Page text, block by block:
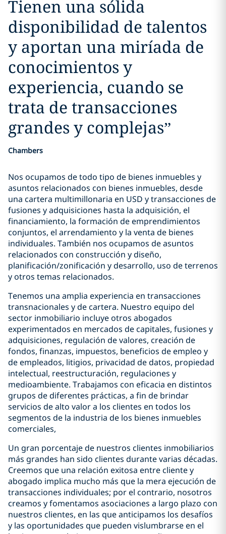
Tienen una sólida
disponibilidad de talentos
y aportan una miríada de
conocimientos y
experiencia, cuando se
trata de transacciones
grandes y complejas”
Chambers
Nos ocupamos de todo tipo de bienes inmuebles y
asuntos relacionados con bienes inmuebles, desde
una cartera multimillonaria en USD y transacciones de
fusiones y adquisiciones hasta la adquisición, el
financiamiento, la formación de emprendimientos
conjuntos, el arrendamiento y la venta de bienes
individuales. También nos ocupamos de asuntos
relacionados con construcción y diseño,
planificación/zonificación y desarrollo, uso de terrenos
y otros temas relacionados.
Tenemos una amplia experiencia en transacciones
transnacionales y de cartera. Nuestro equipo del
sector inmobiliario incluye otros abogados
experimentados en mercados de capitales, fusiones y
adquisiciones, regulación de valores, creación de
fondos, finanzas, impuestos, beneficios de empleo y
de empleados, litigios, privacidad de datos, propiedad
intelectual, reestructuración, regulaciones y
medioambiente. Trabajamos con eficacia en distintos
grupos de diferentes prácticas, a fin de brindar
servicios de alto valor a los clientes en todos los
segmentos de la industria de los bienes inmuebles
comerciales,
Un gran porcentaje de nuestros clientes inmobiliarios
más grandes han sido clientes durante varias décadas.
Creemos que una relación exitosa entre cliente y
abogado implica mucho más que la mera ejecución de
transacciones individuales; por el contrario, nosotros
creamos y fomentamos asociaciones a largo plazo con
nuestros clientes, en las que anticipamos los desafíos
y las oportunidades que pueden vislumbrarse en el